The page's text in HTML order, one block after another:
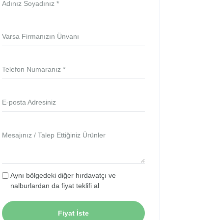
Adınız Soyadınız *
Varsa Firmanızın Ünvanı
Telefon Numaranız *
E-posta Adresiniz
Mesajınız / Talep Ettiğiniz Ürünler
Aynı bölgedeki diğer hırdavatçı ve
nalburlardan da fiyat teklifi al
Fiyat İste